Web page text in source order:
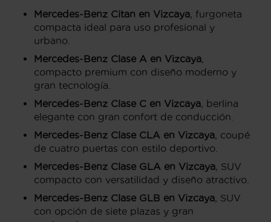
Mercedes-Benz Citan en Vizcaya , furgoneta
compacta ideal para uso profesional y
urbano.
Mercedes-Benz Clase A en Vizcaya
compacto premium con diseño moderno y
gran tecnología.
Mercedes-Benz Clase C en Vizcaya , berlina
elegante con gran confort de conducción.
Mercedes-Benz Clase CLA en Vizcaya , coupé
de cuatro puertas con estilo deportivo.
Mercedes-Benz Clase GLA en Vizcaya , SUV
compacto con versatilidad y diseño atractivo.
Mercedes-Benz Clase GLB en Vizcaya , SUV
con opción de siete plazas y gran